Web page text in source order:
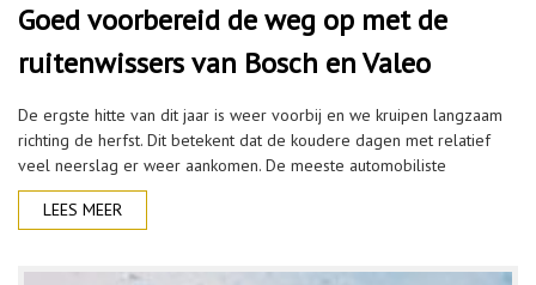
Goed voorbereid de weg op met de
ruitenwissers van Bosch en Valeo
De ergste hitte van dit jaar is weer voorbij en we kruipen langzaam
richting de herfst. Dit betekent dat de koudere dagen met relatief
veel neerslag er weer aankomen. De meeste automobiliste
LEES MEER